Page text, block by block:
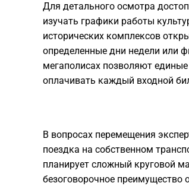
Для детального осмотра
изучать графики работы
исторических комплексов
определенные дни недели или
мегаполисах позволяют
оплачивать каждый входной
В вопросах перемещения
поездка на собственном
планирует сложный круговой
безоговорочное преимущество